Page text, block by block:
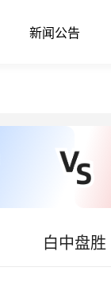
新闻公告
白中盘胜